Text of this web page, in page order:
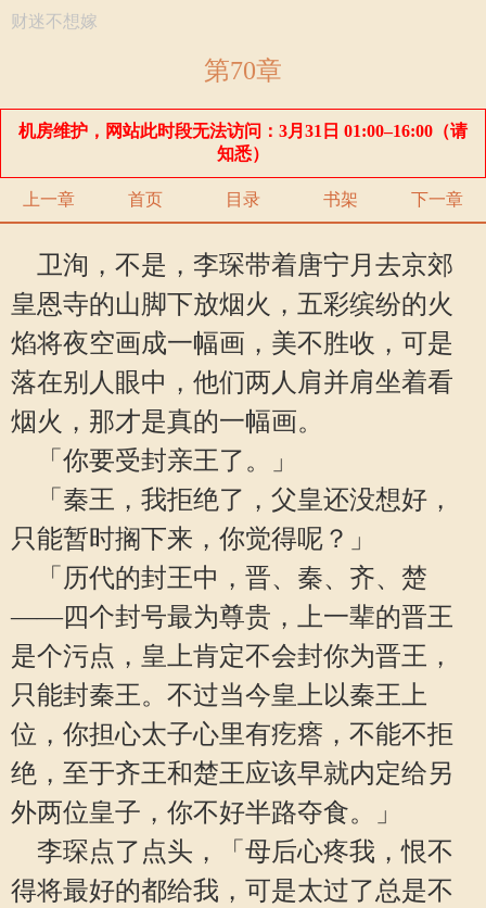
财迷不想嫁
第70章
机房维护，网站此时段无法访问：3月31日 01:00–16:00（请
知悉）
上一章 首页 目录 书架 下一章
卫洵，不是，李琛带着唐宁月去京郊
皇恩寺的山脚下放烟火，五彩缤纷的火
焰将夜空画成一幅画，美不胜收，可是
落在别人眼中，他们两人肩并肩坐着看
烟火，那才是真的一幅画。
「你要受封亲王了。」
「秦王，我拒绝了，父皇还没想好，
只能暂时搁下来，你觉得呢？」
「历代的封王中，晋、秦、齐、楚
——四个封号最为尊贵，上一辈的晋王
是个污点，皇上肯定不会封你为晋王，
只能封秦王。不过当今皇上以秦王上
位，你担心太子心里有疙瘩，不能不拒
绝，至于齐王和楚王应该早就内定给另
外两位皇子，你不好半路夺食。」
李琛点了点头，「母后心疼我，恨不
得将最好的都给我，可是太过了总是不